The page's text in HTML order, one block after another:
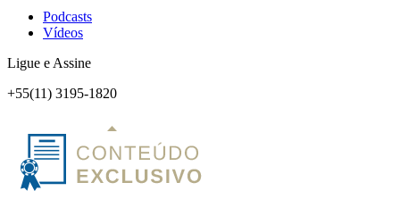
Podcasts
Vídeos
Ligue e Assine
+55(11) 3195-1820